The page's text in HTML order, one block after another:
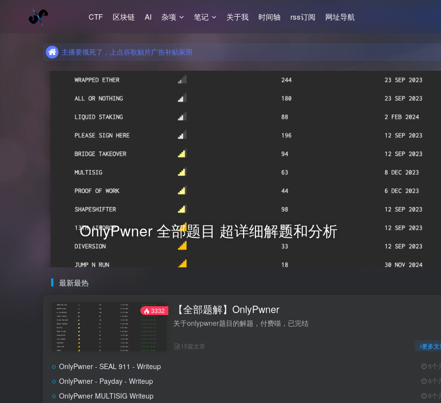
CTF 区块链 AI 杂项 笔记 关于我 时间轴 rss订阅 网址导航
主播要饿死了，上点谷歌贴片广告补贴家用
主播要饿死了，上点谷歌贴片广告补贴家用
OnlyPwner 全部题目 超详细解题和分析
最新最热
3332 【全部题解】OnlyPwner
关于onlypwner题目的解题，付费喵，已完结
15篇文章 更多文
OnlyPwner - SEAL 911 - Writeup 6个
OnlyPwner - Payday - Writeup 6个
OnlyPwner MULTISIG Writeup 6个